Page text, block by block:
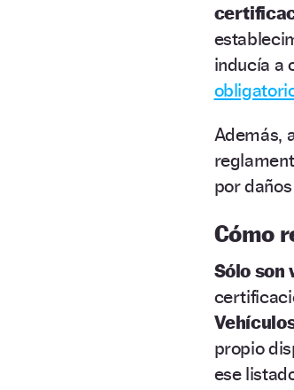
inducía a
Además,
por
Cómo
Sólo son
propio
ese